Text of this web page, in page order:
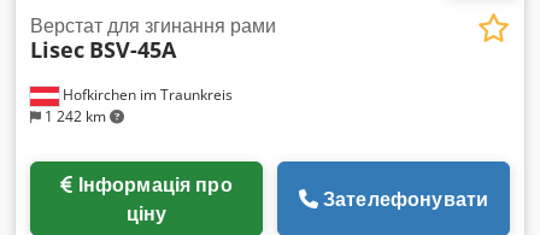
Hofkirchen im Traunkreis
1 242 km
Верстат для згинання рами
Lisec BSV-45A
ціну
Зателефонувати